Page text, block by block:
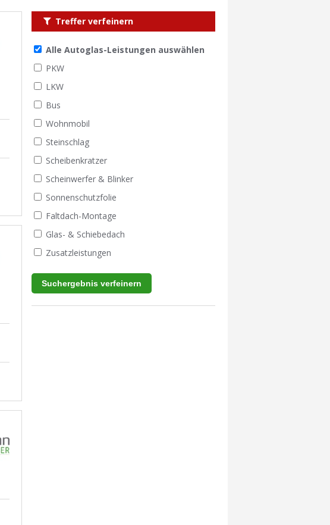
Treffer verfeinern
Alle Autoglas-Leistungen auswählen
PKW
LKW
Bus
Wohnmobil
Steinschlag
Scheibenkratzer
Scheinwerfer & Blinker
Sonnenschutzfolie
Faltdach-Montage
Glas- & Schiebedach
Zusatzleistungen